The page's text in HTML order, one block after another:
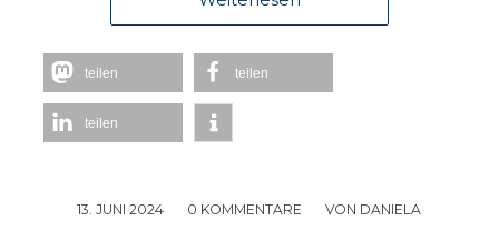
teilen teilen
teilen
13. JUNI 2024
/ 0 KOMMENTARE
/ VON DANIELA